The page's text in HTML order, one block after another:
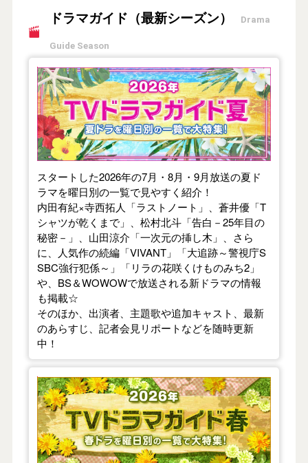
ドラマガイド（最新シーズン） Drama
Guide Season
【2026年夏】TVドラマガイド
スタートした2026年の7月・8月・9月放送の夏ド
ラマを曜日別の一覧で見やすく紹介！
内田有紀×寺西拓人「ラストノート」、蒼井優「T
シャツが乾くまで」、松村北斗「告白－25年目の
秘密－」、山田涼介「一次元の挿し木」、さら
に、人気作の続編「VIVANT」「大追跡～警視庁S
SBC強行犯係～」「リラの花咲くけものみち2」
や、BS＆WOWOWで放送される新ドラマの情報
も掲載☆
そのほか、出演者、主題歌や追加キャスト、最新
のあらすじ、記者会見リポートなどを随時更新
中！
【2026年春】TVドラマガイド